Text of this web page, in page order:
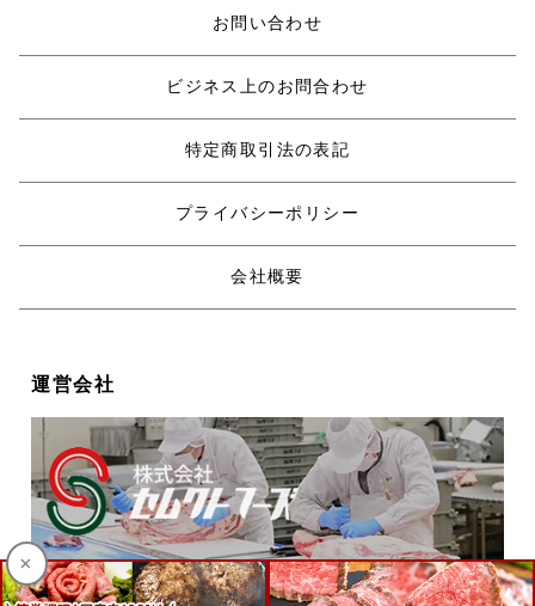
×
お問い合わせ
ビジネス上のお問合わせ
特定商取引法の表記
プライバシーポリシー
会社概要
運営会社